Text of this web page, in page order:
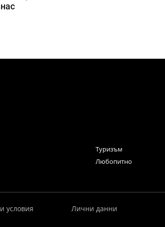
Туризъм
Любопитно
условия Лични данни